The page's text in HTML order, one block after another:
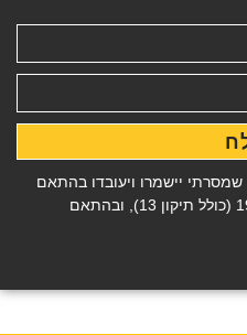
יישמרו ויעובדו בהתאם
לחוק הגנת הפרטיות, התשמ"א–1981 (כולל תיקון 13), ובהתאם